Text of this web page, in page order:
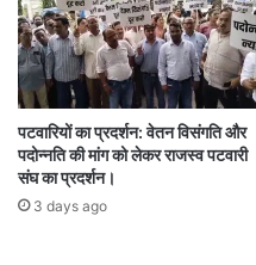
पटवारियों का प्रदर्शन: वेतन विसंगति और
पदोन्नति की मांग को लेकर राजस्व पटवारी
संघ का प्रदर्शन।
3 days ago